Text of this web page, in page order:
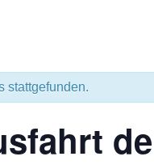
stattgefunden.